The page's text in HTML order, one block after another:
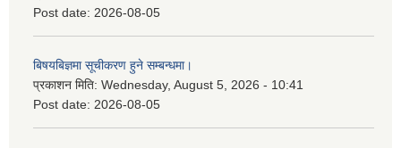
Post date: 2026-08-05
बिषयबिज्ञमा सूचीकरण हुने सम्बन्धमा।
प्रकाशन मिति: Wednesday, August 5, 2026 - 10:41
Post date: 2026-08-05